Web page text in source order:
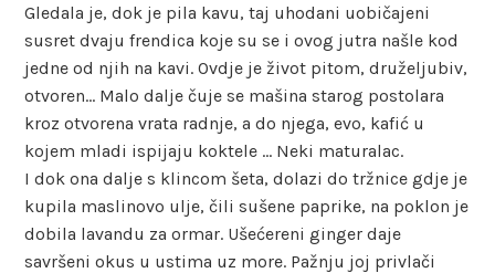
Gledala je, dok je pila kavu, taj uhodani uobičajeni
susret dvaju frendica koje su se i ovog jutra našle kod
jedne od njih na kavi. Ovdje je život pitom, druželjubiv,
otvoren… Malo dalje čuje se mašina starog postolara
kroz otvorena vrata radnje, a do njega, evo, kafić u
kojem mladi ispijaju koktele … Neki maturalac.
I dok ona dalje s klincom šeta, dolazi do tržnice gdje je
kupila maslinovo ulje, čili sušene paprike, na poklon je
dobila lavandu za ormar. Ušećereni ginger daje
savršeni okus u ustima uz more. Pažnju joj privlači